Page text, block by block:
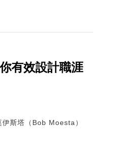
有效設計職涯
斯塔（Bob Moesta）